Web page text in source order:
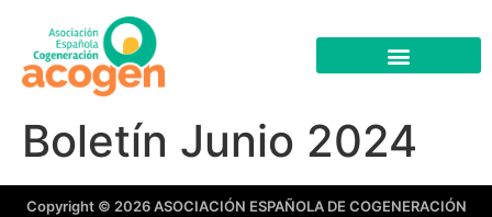
Boletín Junio 2024
Copyright © 2026 ASOCIACIÓN ESPAÑOLA DE COGENERACIÓN